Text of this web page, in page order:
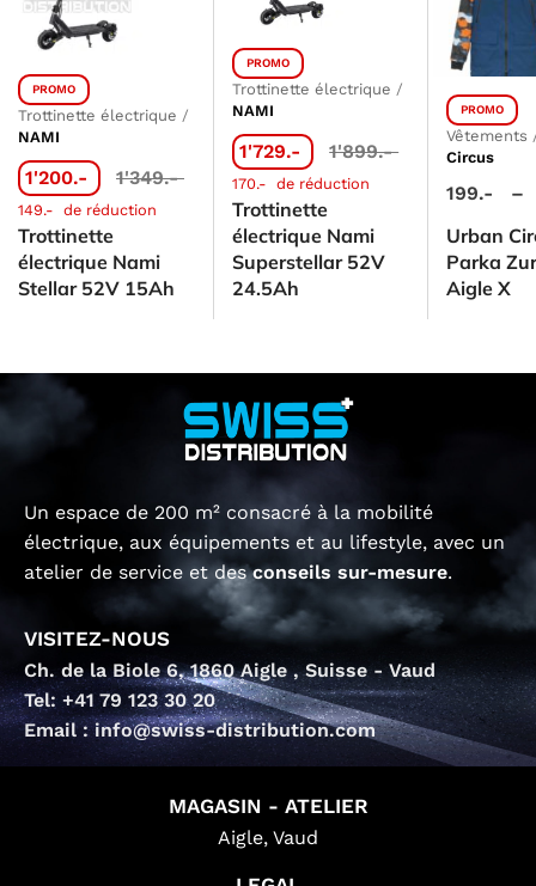
PROMO
Trottinette électrique /
NAMI
1'200.- 1'349.-
149.- de réduction
Trottinette
électrique Nami
Stellar 52V 15Ah
PROMO
Trottinette électrique /
NAMI
1'729.- 1'899.-
170.- de réduction
Trottinette
électrique Nami
Superstellar 52V
24.5Ah
PROMO
Vêtements
Circus
199.- –
Urban
Parka
Aigle X
Un espace de 200 m² consacré à la mobilité
électrique, aux équipements et au lifestyle, avec un
atelier de service et desconseils sur-mesure.
VISITEZ-NOUS
Ch. de la Biole 6, 1860 Aigle , Suisse - Vaud
Tel: +41 79 123 30 20
Email : info@swiss-distribution.com
MAGASIN - ATELIER
Aigle, Vaud